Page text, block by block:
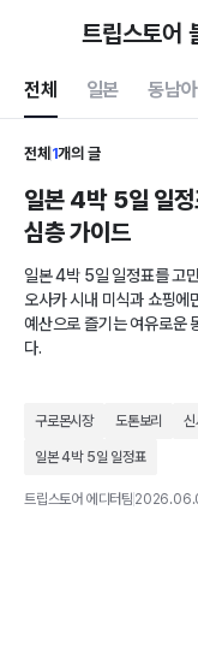
트립스토어
전체 일본 동남아
전체 1개의 글
일본 4박 5일 일
심층 가이드
일본 4박 5일 일정표를 고
오사카 시내 미식과 쇼핑
예산으로 즐기는 여유로운
다.
구로몬시장 도톤보리 신
일본 4박 5일 일정표
트립스토어 에디터팀